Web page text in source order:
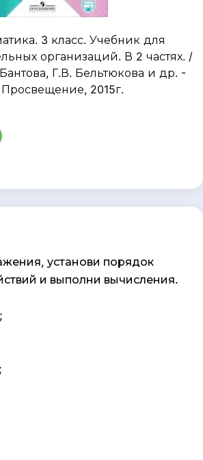
3 класс. Учебник для
организаций. В 2 частях. /
Г.В. Бельтюкова и др. -
2015г.
установи порядок
и выполни вычисления.